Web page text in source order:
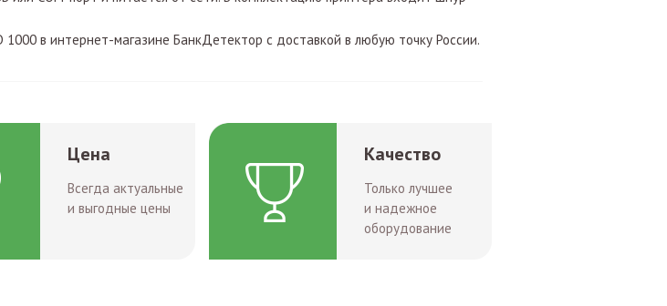
в интернет-магазине БанкДетектор с доставкой в любую точку России.
Цена
Всегда актуальные
и выгодные цены
Качество
Только лучшее
и надежное
оборудование